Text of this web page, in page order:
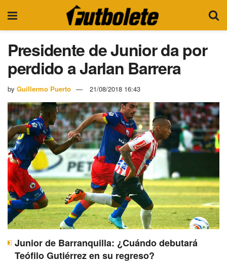
Presidente de Junior da por
perdido a Jarlan Barrera
by Guillermo Puerto 21/08/2018 16:43
Junior de Barranquilla: ¿Cuándo debutará
Teófilo Gutiérrez en su regreso?